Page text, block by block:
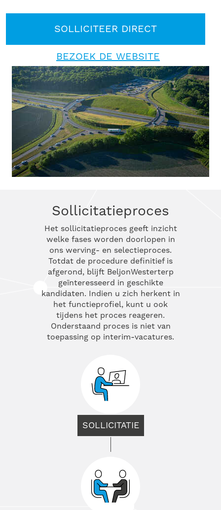
SOLLICITEER DIRECT
BEZOEK DE WEBSITE
Sollicitatieproces
Het sollicitatieproces geeft inzicht
welke fases worden doorlopen in
ons werving- en selectieproces.
Totdat de procedure definitief is
afgerond, blijft BeljonWesterterp
geïnteresseerd in geschikte
kandidaten. Indien u zich herkent in
het functieprofiel, kunt u ook
tijdens het proces reageren.
Onderstaand proces is niet van
toepassing op interim-vacatures.
SOLLICITATIE